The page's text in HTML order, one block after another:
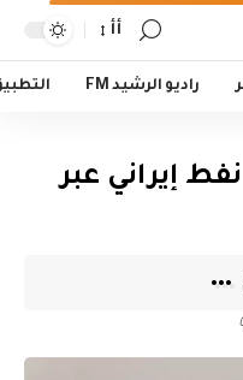
أأ
راديو الرشيد FM
إيراني عبر